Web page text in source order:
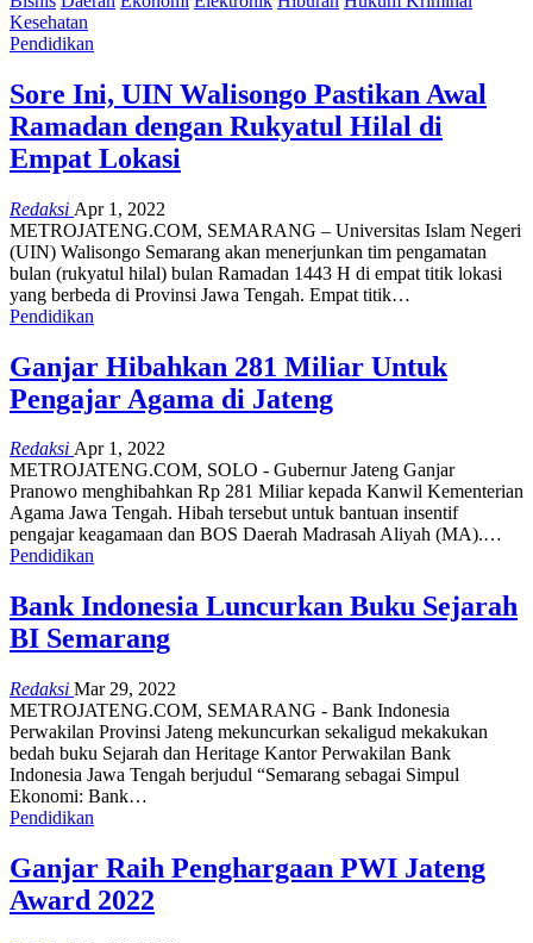
Kesehatan
Pendidikan
Sore Ini, UIN Walisongo Pastikan Awal
Ramadan dengan Rukyatul Hilal di
Empat Lokasi
Redaksi Apr 1, 2022
METROJATENG.COM, SEMARANG – Universitas Islam Negeri
(UIN) Walisongo Semarang akan menerjunkan tim pengamatan
bulan (rukyatul hilal) bulan Ramadan 1443 H di empat titik lokasi
yang berbeda di Provinsi Jawa Tengah. Empat titik…
Pendidikan
Ganjar Hibahkan 281 Miliar Untuk
Pengajar Agama di Jateng
Redaksi Apr 1, 2022
METROJATENG.COM, SOLO - Gubernur Jateng Ganjar
Pranowo menghibahkan Rp 281 Miliar kepada Kanwil Kementerian
Agama Jawa Tengah. Hibah tersebut untuk bantuan insentif
pengajar keagamaan dan BOS Daerah Madrasah Aliyah (MA).…
Pendidikan
Bank Indonesia Luncurkan Buku Sejarah
BI Semarang
Redaksi Mar 29, 2022
METROJATENG.COM, SEMARANG - Bank Indonesia
Perwakilan Provinsi Jateng mekuncurkan sekaligud mekakukan
bedah buku Sejarah dan Heritage Kantor Perwakilan Bank
Indonesia Jawa Tengah berjudul “Semarang sebagai Simpul
Ekonomi: Bank…
Pendidikan
Ganjar Raih Penghargaan PWI Jateng
Award 2022